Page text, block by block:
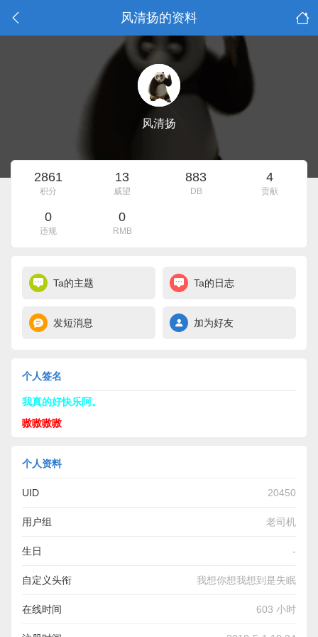
风清扬的资料
风清扬
2861
积分
13
威望
883
DB
4
贡献
0
违规
0
RMB
Ta的主题 Ta的日志
发短消息 加为好友
个人签名
我真的好快乐阿。
嗷嗷嗷嗷
个人资料
UID 20450
用户组 老司机
生日 -
自定义头衔 我想你想我想到是失眠
在线时间 603 小时